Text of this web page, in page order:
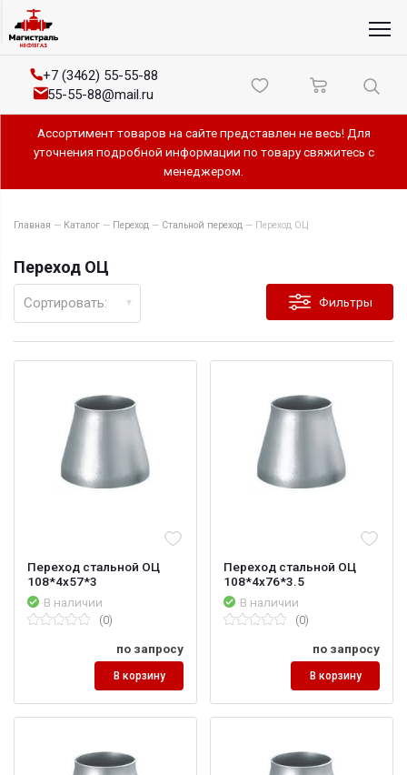
+7 (3462) 55-55-88
55-55-88@mail.ru
Ассортимент товаров на сайте представлен не весь! Для
уточнения подробной информации по товару свяжитесь с
менеджером.
Главная — Каталог — Переход — Стальной переход — Переход ОЦ
Переход ОЦ
Фильтры
Сортировать:
Переход стальной ОЦ
108*4х57*3
В наличии
(0)
по запросу
В корзину
Переход стальной ОЦ
108*4х76*3.5
В наличии
(0)
по запросу
В корзину